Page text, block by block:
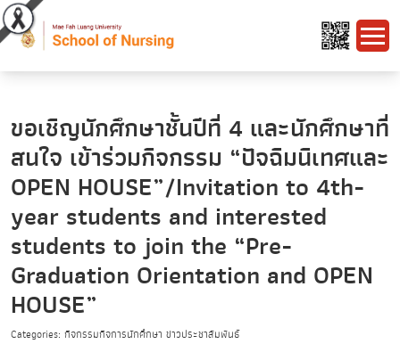
ขอเชิญนักศึกษาชั้นปีที่ 4 และนักศึกษาที่
สนใจ เข้าร่วมกิจกรรม “ปัจฉิมนิเทศและ
OPEN HOUSE”/Invitation to 4th-
year students and interested
students to join the “Pre-
Graduation Orientation and OPEN
HOUSE”
Categories: กิจกรรมกิจการนักศึกษา ข่าวประชาสัมพันธ์